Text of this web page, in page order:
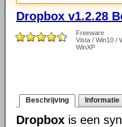
Dropbox v1.2.28
Freeware
Vista / Win10 /
WinXP
Beschrijving Informatie
Dropbox is een